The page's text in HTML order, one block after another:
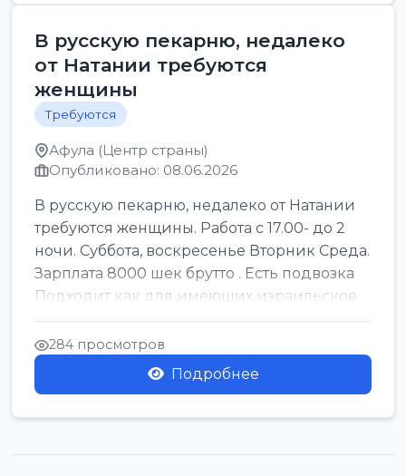
В русскую пекарню, недалеко
от Натании требуются
женщины
Требуются
Афула (Центр страны)
Опубликовано: 08.06.2026
В русскую пекарню, недалеко от Натании
требуются женщины. Работа с 17.00- до 2
ночи. Суббота, воскресенье Вторник Среда.
Зарплата 8000 шек брутто . Есть подвозка
Подходит как для имеющих израильское
г...
284 просмотров
Подробнее